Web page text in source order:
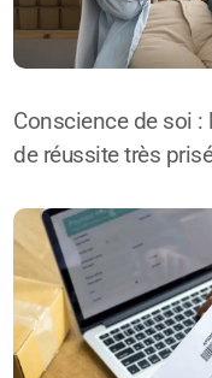
Conscience de soi
de réussite très